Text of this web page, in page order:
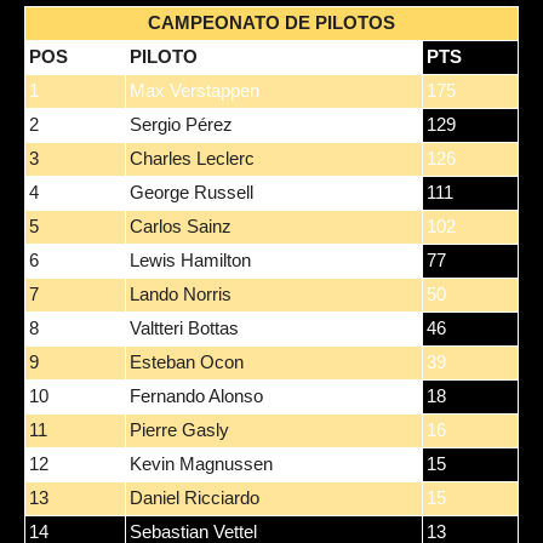
CAMPEONATO DE PILOTOS
POS
PILOTO
PTS
1
Max Verstappen
175
2
Sergio Pérez
129
3
Charles Leclerc
126
4
George Russell
111
5
Carlos Sainz
102
6
Lewis Hamilton
77
7
Lando Norris
50
8
Valtteri Bottas
46
9
Esteban Ocon
39
10
Fernando Alonso
18
11
Pierre Gasly
16
12
Kevin Magnussen
15
13
Daniel Ricciardo
15
14
Sebastian Vettel 13